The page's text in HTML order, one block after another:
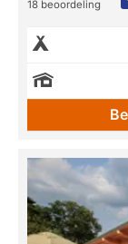
18 beoordeling